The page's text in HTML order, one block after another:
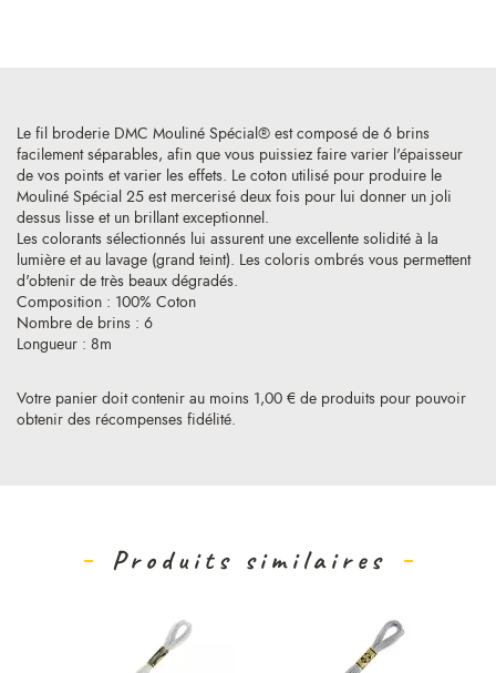
Votre panier doit contenir au moins 1,00 € de produits pour pouvoir
obtenir des récompenses fidélité.
Le fil broderie DMC Mouliné Spécial® est composé de 6 brins
facilement séparables, afin que vous puissiez faire varier l'épaisseur
de vos points et varier les effets. Le coton utilisé pour produire le
Mouliné Spécial 25 est mercerisé deux fois pour lui donner un joli
dessus lisse et un brillant exceptionnel.
Les colorants sélectionnés lui assurent une excellente solidité à la
lumière et au lavage (grand teint). Les coloris ombrés vous permettent
d'obtenir de très beaux dégradés.
Composition : 100% Coton
Nombre de brins : 6
Longueur : 8m
Produits similaires